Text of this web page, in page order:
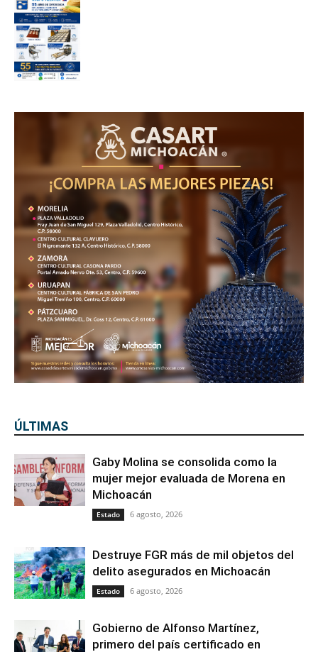
ÚLTIMAS
Gaby Molina se consolida como la
mujer mejor evaluada de Morena en
Michoacán
Estado 6 agosto, 2026
Destruye FGR más de mil objetos del
delito asegurados en Michoacán
Estado 6 agosto, 2026
Gobierno de Alfonso Martínez,
primero del país certificado en